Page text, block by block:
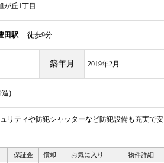
が丘1丁目
田駅 徒歩9分
築年月 2019年2月
造)
ティや防犯シャッターなど防犯設備も充実で安
保証金 償却 お気に入り 物件詳細